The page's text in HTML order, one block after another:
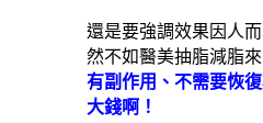
還是要強調效果因人
然不如醫美抽脂減脂
有副作用、不需要恢
大錢啊！